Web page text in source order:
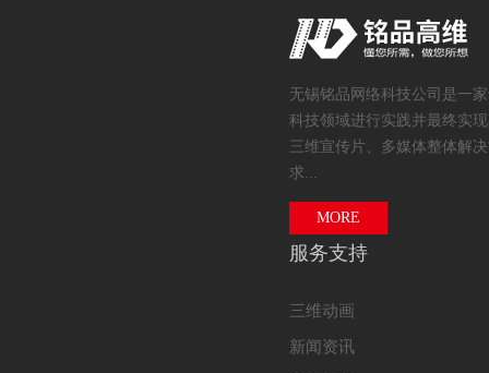
无锡铭品网络科技公司是一
科技领域进行实践并最终实
三维宣传片、多媒体整体解
求...
MORE
服务支持
三维动画
新闻资讯